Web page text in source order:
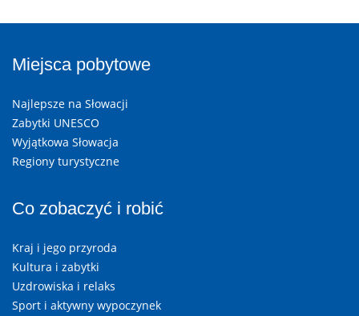
Miejsca pobytowe
Najlepsze na Słowacji
Zabytki UNESCO
Wyjątkowa Słowacja
Regiony turystyczne
Co zobaczyć i robić
Kraj i jego przyroda
Kultura i zabytki
Uzdrowiska i relaks
Sport i aktywny wypoczynek